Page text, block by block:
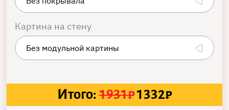
Картина на стену
Итого: 1931₽1332₽